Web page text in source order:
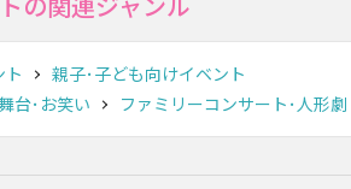
ト
親子･子ども向けイベント
台･お笑い
ファミリーコンサート･人形劇